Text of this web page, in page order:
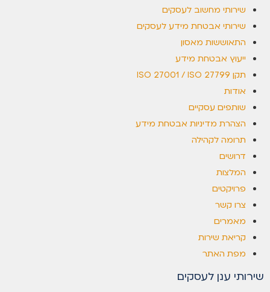
שירותי מחשוב לעסקים
שירותי אבטחת מידע לעסקים
התאוששות מאסון
ייעוץ אבטחת מידע
תקן ISO 27001 / ISO 27799
אודות
שותפים עסקיים
הצהרת מדיניות אבטחת מידע
תרומה לקהילה
דרושים
המלצות
פרויקטים
צרו קשר
מאמרים
קריאת שירות
מפת האתר
שירותי ענן לעסקים